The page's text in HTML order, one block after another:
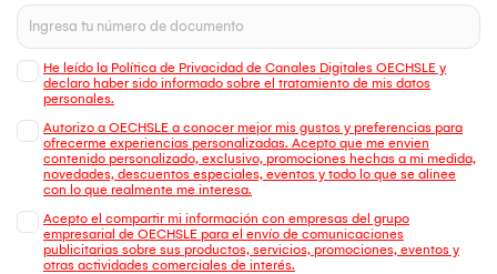
He leído la Política de Privacidad de Canales Digitales OECHSLE y
declaro haber sido informado sobre el tratamiento de mis datos
personales.
Autorizo a OECHSLE a conocer mejor mis gustos y preferencias para
ofrecerme experiencias personalizadas. Acepto que me envien
contenido personalizado, exclusivo, promociones hechas a mi medida,
novedades, descuentos especiales, eventos y todo lo que se alinee
con lo que realmente me interesa.
Acepto el compartir mi información con empresas del grupo
empresarial de OECHSLE para el envío de comunicaciones
publicitarias sobre sus productos, servicios, promociones, eventos y
otras actividades comerciales de interés.